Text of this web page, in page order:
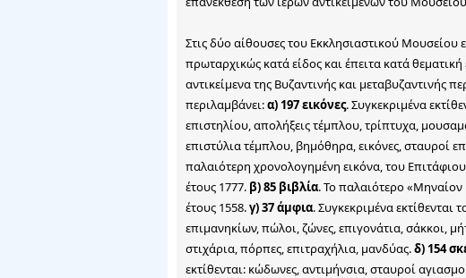
Στις δύο αίθουσες του Εκκλησιαστικού Μουσείου
πρωταρχικώς κατά είδος και έπειτα κατά θεματική
αντικείμενα της Βυζαντινής και μεταβυζαντινής
περιλαμβάνει:α) 197 εικόνες. Συγκεκριμένα
επιστηλίου, απολήξεις τέμπλου, τρίπτυχα,
επιστύλια τέμπλου, βημόθηρα, εικόνες, σταυροί
παλαιότερη χρονολογημένη εικόνα, του
έτους 1777. β) 85 βιβλία. Το παλαιότερο «Μηναίον
έτους 1558.γ) 37 άμφια. Συγκεκριμένα εκτίθενται
επιμανηκίων, πώλοι, ζώνες, επιγονάτια, σάκκοι,
στιχάρια, πόρπες, επιτραχήλια, μανδύας.δ) 154
εκτίθενται: κώδωνες, αντιμήνσια, σταυροί